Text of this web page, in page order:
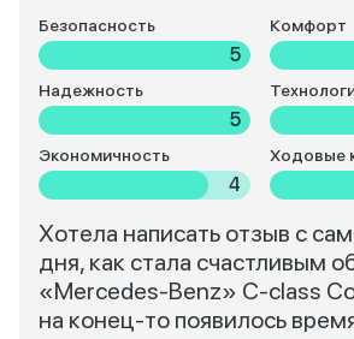
Безопасность
5
Комфорт
Надежность
5
Экономичность
4
Ходовые
Хотела написать отзыв с
дня, как стала счастливым
«Mercedes-Benz» C-class
на конец-то появилось